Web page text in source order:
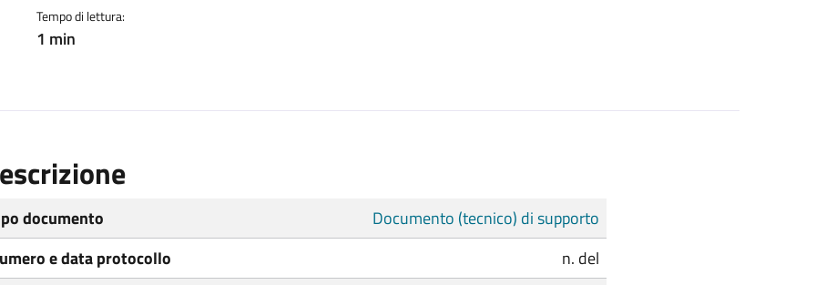
Tempo di lettura:
1 min
documento
Documento (tecnico) di supporto
e data protocollo
n. del